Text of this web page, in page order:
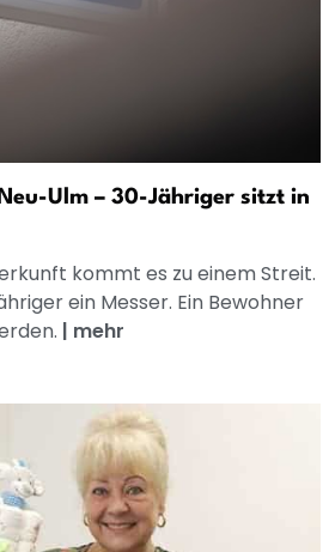
Ulm – 30-Jähriger sitzt in
kommt es zu einem Streit.
ein Messer. Ein Bewohner
| mehr